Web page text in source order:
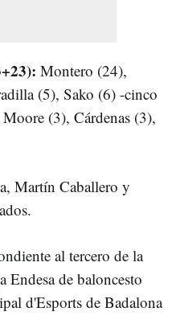
Montero (24),
(5), Sako (6) -cinco
(3), Cárdenas (3),
Martín Caballero y
al tercero de la
Endesa de baloncesto
d'Esports de Badalona